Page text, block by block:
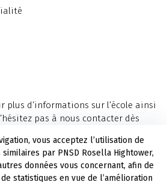
plus d’informations sur l’école ainsi
pas à nous contacter dès
vous acceptez l’utilisation de
par PNSD Rosella Hightower,
données vous concernant, afin de
statistiques en vue de l’amélioration